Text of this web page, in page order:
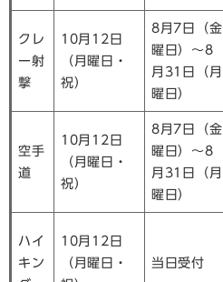
クレ
ー射
撃
10月12日
（月曜日・
祝）
8月7日（金
曜日）～8
月31日（月
曜日）
空手
道
10月12日
（月曜日・
祝）
8月7日（金
曜日）～8
月31日（月
曜日）
ハイ
キン
10月12日
（月曜日・
当日受付